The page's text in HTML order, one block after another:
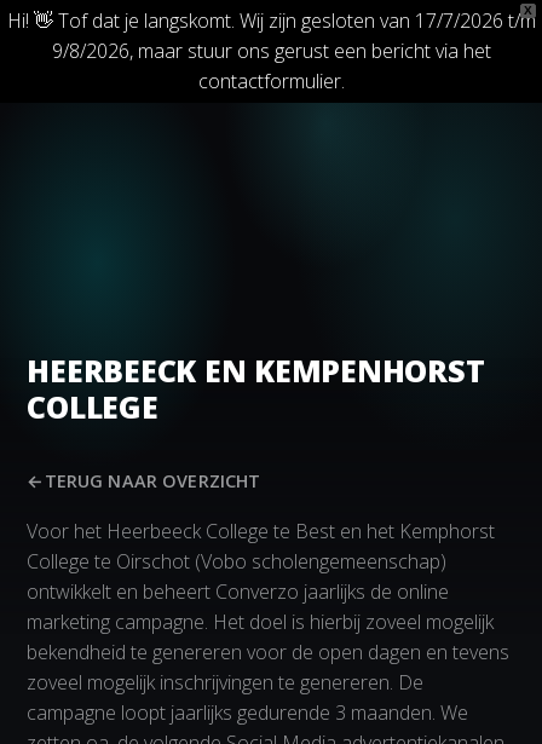
X
Hi! 👋 Tof dat je langskomt. Wij zijn gesloten van 17/7/2026 t/m
9/8/2026, maar stuur ons gerust een bericht via het
contactformulier.
HEERBEECK EN KEMPENHORST
COLLEGE
← TERUG NAAR OVERZICHT
Voor het Heerbeeck College te Best en het Kemphorst
College te Oirschot (Vobo scholengemeenschap)
ontwikkelt en beheert Converzo jaarlijks de online
marketing campagne. Het doel is hierbij zoveel mogelijk
bekendheid te genereren voor de open dagen en tevens
zoveel mogelijk inschrijvingen te genereren. De
campagne loopt jaarlijks gedurende 3 maanden. We